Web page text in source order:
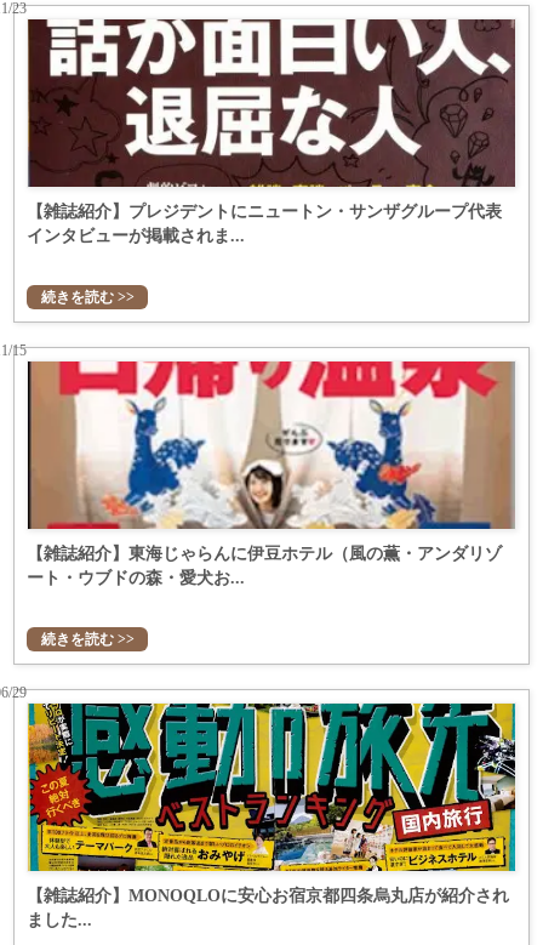
【雑誌紹介】プレジデントにニュートン・サンザグループ代表
インタビューが掲載されま...
23
続きを読む >>
【雑誌紹介】東海じゃらんに伊豆ホテル（風の薫・アンダリゾ
ート・ウブドの森・愛犬お...
15
続きを読む >>
【雑誌紹介】MONOQLOに安心お宿京都四条烏丸店が紹介され
ました...
29